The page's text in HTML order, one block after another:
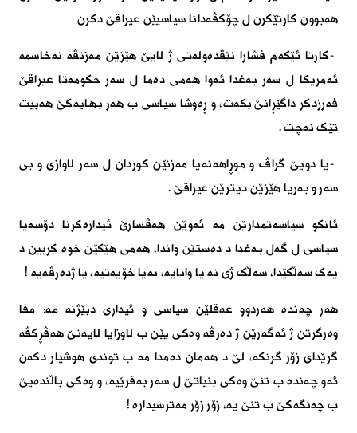
هەبوون کارتێکرن ل چۆکڤەدانا سیاسیێن عیراقێ دکرن:
-کارتا ئێکەم فشارا نێڤدەولەتی ژ لایێ هێزێن مەزنڤە نەخاسمە
ئەمریکا ل سەر بەغدا ئەوا هەمى دەما ل سەر حکومەتا عیراقێ
فەرزدکر داگێڕانێ بکەت، و ڕەوشا سیاسى ب هەر بهایەکێ هەبیت
تێک نەچت.
-یا دویێ گراڤ و موڕاهەنەیا مەزنێن کوردان ل سەر لاوازی و بی
سەر و بەریا هێزێن دیترێن عیراقێ.
ئانکو سیاسەتمدارێن مە ئەوێن هەڤسارێ ئیدارەکرنا دۆسەیا
سیاسى ل گەل بەغدا د دەستێن واندا، هەمى هێکێن خوە کربین د
یەک سەڵکێدا، سەڵک ژى نە یا وانایە، نەیا خۆیەتیە، یا ژدەرڤەیە!
هەر چەندە هەردوو عەقلێن سیاسى و ئیدارى دبێژنە مە: مفا
وەرگرتن ژ ئەگەرێن ژ دەرڤە وەکى یێن ب لاوزایا لایەنێ هەڤڕکڤە
گرێداى زۆر گرنکە، لێ د هەمان دەمدا مە ب توندى هوشیار دکەن
ئەو چەندە ب تنێ وەکى بنیاتێ ل سەر بەفرێیە، و وەکى باڵندەیێ
ب چەنگەکێ ب تنێ یە، زۆر زۆر مەترسیدارە!